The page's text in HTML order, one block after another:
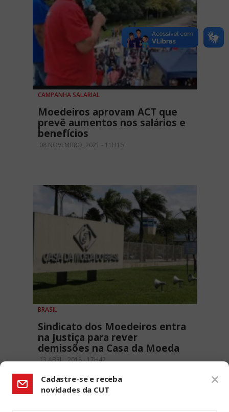
CAMPANHA SALARIAL
Moedeiros aprovam ACT que
prevê aumentos nos salários e
benefícios
08 NOVEMBRO, 2021 - 11H16
BRASIL
Sindicato dos Moedeiros entra
na Justiça para rever
demissões na Casa da Moeda
13 ABRIL, 2018 - 17H42
Cadastre-se e receba
novidades da CUT